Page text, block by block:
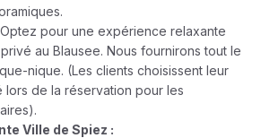
Optez pour une expérience relaxante
au Blausee. Nous fournirons tout le
nique. (Les clients choisissent leur
de la réservation pour les
Ville de Spiez :